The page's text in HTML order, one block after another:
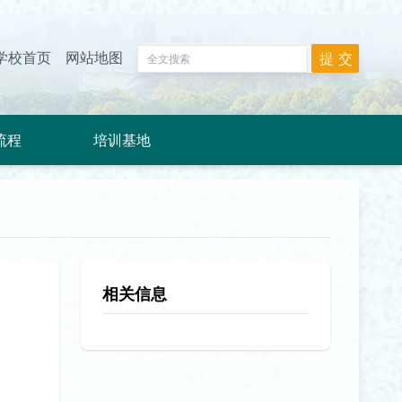
校首页 网站地图
程 培训基地
相关信息